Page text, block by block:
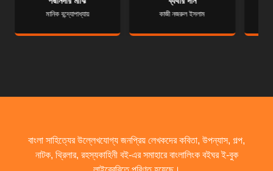
মানিক বন্দ্যোপাধ্যায় কাজী নজরুল ইসলাম
বাংলা সাহিত্যের উল্লেখযোগ্য জনপ্রিয় লেখকদের কবিতা, উপন্যাস, গল্প,
নাটক, থ্রিলার, রহস্যকাহিনী বই-এর সমাহারে বাংলালিংক বইঘর ই-বুক